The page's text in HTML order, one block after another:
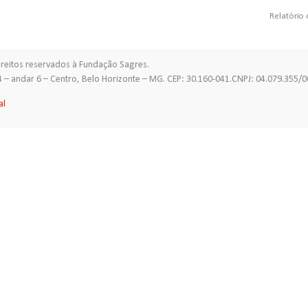
Relatório
reservados à Fundação Sagres.
654 – andar 6 – Centro, Belo Horizonte –